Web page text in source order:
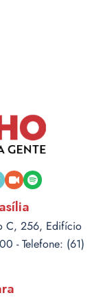
video-spotify
C, 256, Edifício
- Telefone: (61)